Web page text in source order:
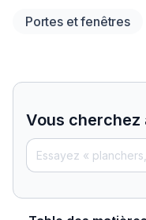
Portes et fenêtres
Vous cherchez